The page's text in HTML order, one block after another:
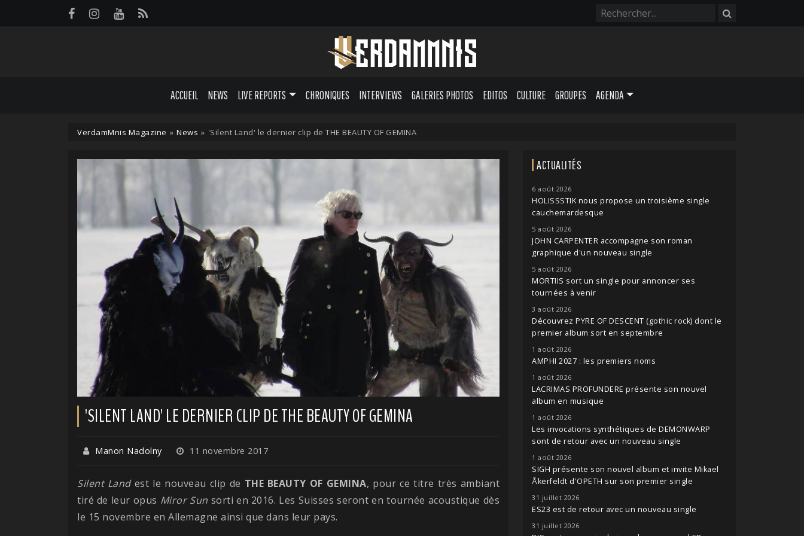
ACCUEIL NEWS LIVE REPORTS CHRONIQUES INTERVIEWS GALERIES PHOTOS EDITOS CULTURE GROUPES AGENDA
VerdamMnis Magazine » News » 'Silent Land' le dernier clip de THE BEAUTY OF GEMINA
'SILENT LAND' LE DERNIER CLIP DE THE BEAUTY OF GEMINA
Manon Nadolny 11 novembre 2017
Silent Land est le nouveau clip de THE BEAUTY OF GEMINA, pour ce titre très ambiant
tiré de leur opus Miror Sun sorti en 2016. Les Suisses seront en tournée acoustique dès
le 15 novembre en Allemagne ainsi que dans leur pays.
ACTUALITÉS
6 août 2026
HOLISSSTIK nous propose un troisième single
cauchemardesque
5 août 2026
JOHN CARPENTER accompagne son roman
graphique d'un nouveau single
5 août 2026
MORTIIS sort un single pour annoncer ses
tournées à venir
3 août 2026
Découvrez PYRE OF DESCENT (gothic rock) dont le
premier album sort en septembre
1 août 2026
AMPHI 2027 : les premiers noms
1 août 2026
LACRIMAS PROFUNDERE présente son nouvel
album en musique
1 août 2026
Les invocations synthétiques de DEMONWARP
sont de retour avec un nouveau single
1 août 2026
SIGH présente son nouvel album et invite Mikael
Åkerfeldt d'OPETH sur son premier single
31 juillet 2026
ES23 est de retour avec un nouveau single
31 juillet 2026
Panneau de gestion des cookies